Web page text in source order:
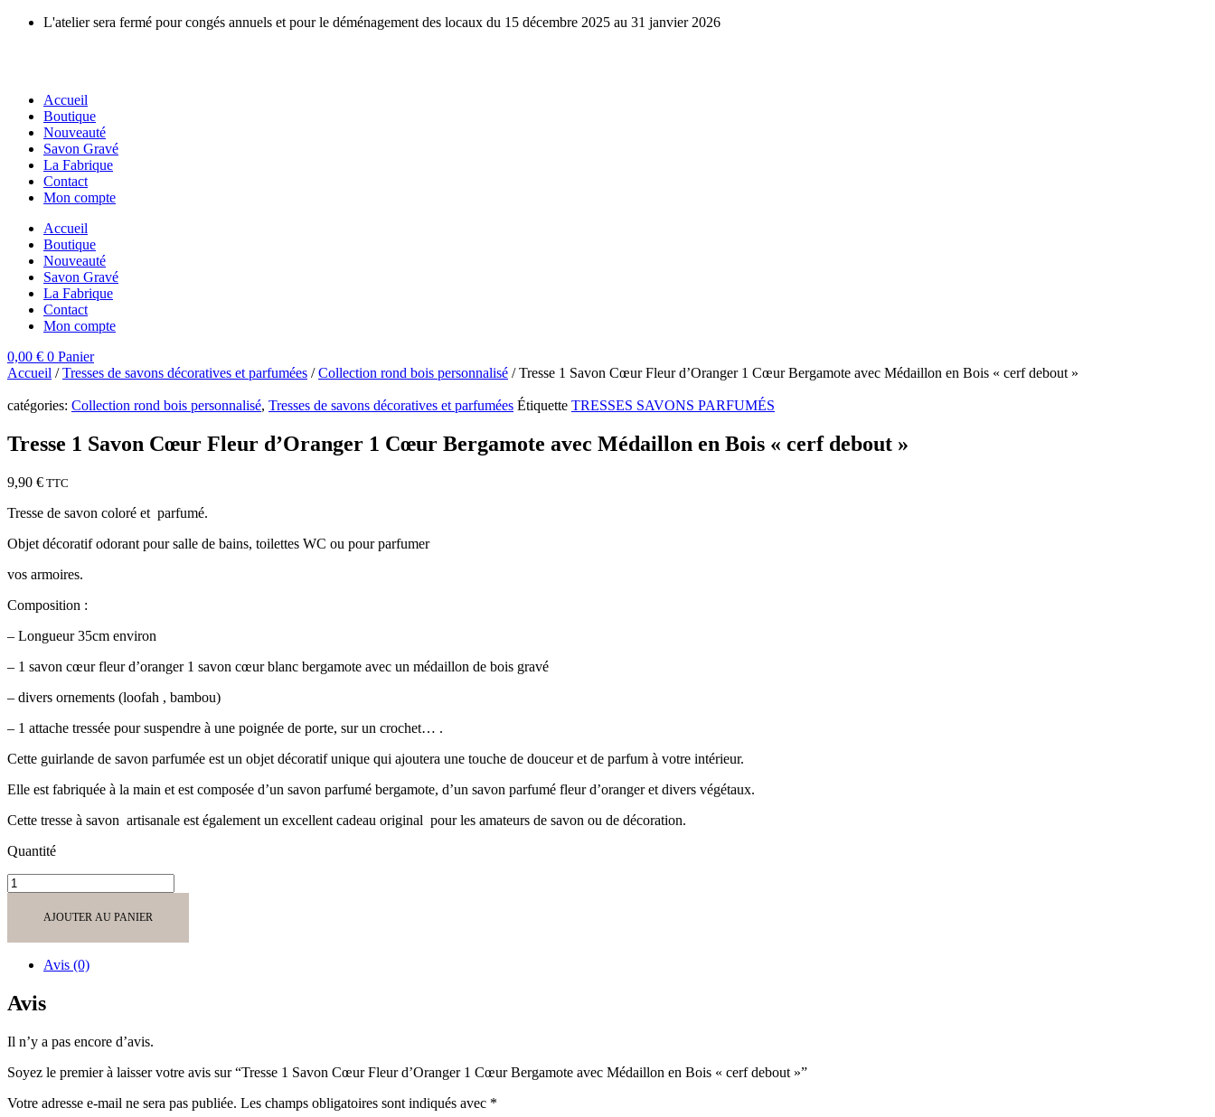
Aller
L'atelier sera fermé pour congés annuels et pour le déménagement des locaux du 15 décembre 2025 au 31 janvier 2026
Accueil
Boutique
Nouveauté
Savon Gravé
La Fabrique
Contact
Mon compte
Accueil
Boutique
Nouveauté
Savon Gravé
La Fabrique
Contact
Mon compte
0,00 € 0 Panier
Accueil /Tresses de savons décoratives et parfumées /Collection rond bois personnalisé / Tresse 1 Savon Cœur Fleur d’Oranger 1 Cœur Bergamote avec Médaillon en Bois « cerf debout »
catégories: Collection rond bois personnalisé, Tresses de savons décoratives et parfumées Étiquette TRESSES SAVONS PARFUMÉS
Tresse 1 Savon Cœur Fleur d’Oranger 1 Cœur Bergamote avec Médaillon en Bois « cerf debout »
9,90 € TTC
Tresse de savon coloré et parfumé.
Objet décoratif odorant pour salle de bains, toilettes WC ou pour parfumer
vos armoires.
Composition :
– Longueur 35cm environ
– 1 savon cœur fleur d’oranger 1 savon cœur blanc bergamote avec un médaillon de bois gravé
– divers ornements (loofah , bambou)
– 1 attache tressée pour suspendre à une poignée de porte, sur un crochet… .
Cette guirlande de savon parfumée est un objet décoratif unique qui ajoutera une touche de douceur et de parfum à votre intérieur.
Elle est fabriquée à la main et est composée d’un savon parfumé bergamote, d’un savon parfumé fleur d’oranger et divers végétaux.
Cette tresse à savon artisanale est également un excellent cadeau original pour les amateurs de savon ou de décoration.
Quantité
quantité
de
Savon
Cœur
d'Oranger
1
Bergamote
Médaillon
Bois
AJOUTER AU PANIER
Avis (0)
Avis
Il n’y a pas encore d’avis.
Soyez le premier à laisser votre avis sur “Tresse 1 Savon Cœur Fleur d’Oranger 1 Cœur Bergamote avec Médaillon en Bois « cerf debout »”
Votre adresse e-mail ne sera pas publiée. Les champs obligatoires sont indiqués avec *